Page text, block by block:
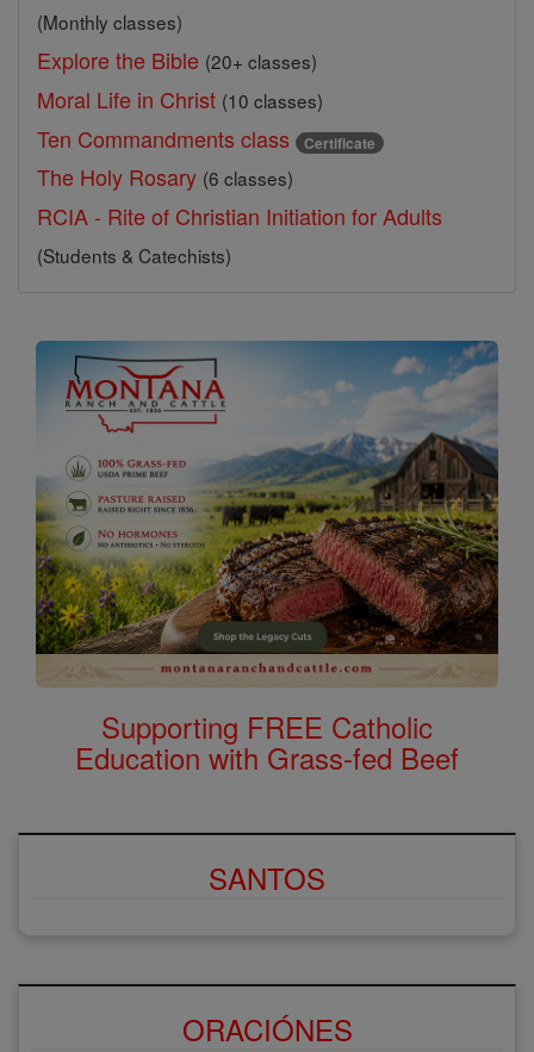
(Monthly classes)
Explore the Bible (20+ classes)
Moral Life in Christ (10 classes)
Ten Commandments class Certificate
The Holy Rosary (6 classes)
RCIA - Rite of Christian Initiation for Adults
(Students & Catechists)
Supporting FREE Catholic
Education with Grass-fed Beef
SANTOS
ORACIÓNES